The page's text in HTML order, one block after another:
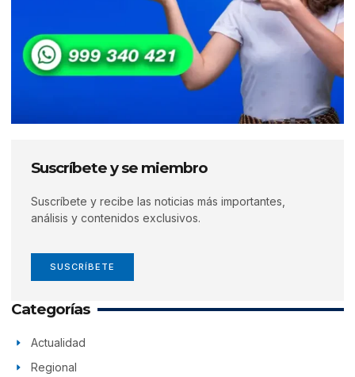
Suscríbete y se miembro
Suscríbete y recibe las noticias más importantes,
análisis y contenidos exclusivos.
SUSCRÍBETE
Categorías
Actualidad
Regional